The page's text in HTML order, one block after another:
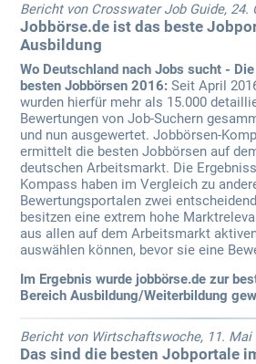
Bericht von Crosswater Job Guide, 24.
Jobbörse.de ist das beste
Ausbildung
Wo Deutschland nach Jobs sucht - Die
besten Jobbörsen 2016: Seit April
wurden hierfür mehr als 15.000
Bewertungen von Job-Suchern
und nun ausgewertet. Jobbörsen-
ermittelt die besten Jobbörsen auf
deutschen Arbeitsmarkt. Die
Kompass haben im Vergleich zu
Bewertungsportalen zwei
besitzen eine extrem hohe
aus allen auf dem Arbeitsmarkt
auswählen können, bevor sie eine
Im Ergebnis wurde jobbörse.de zur
Bereich Ausbildung/Weiterbildung
Bericht von Wirtschaftswoche, 11. Mai
Das sind die besten Jobportale